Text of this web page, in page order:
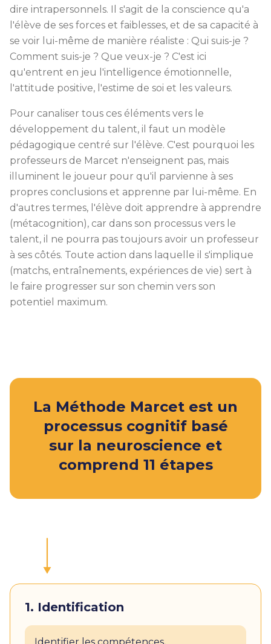
dire intrapersonnels. Il s'agit de la conscience qu'a
l'élève de ses forces et faiblesses, et de sa capacité à
se voir lui-même de manière réaliste : Qui suis-je ?
Comment suis-je ? Que veux-je ? C'est ici
qu'entrent en jeu l'intelligence émotionnelle,
l'attitude positive, l'estime de soi et les valeurs.
Pour canaliser tous ces éléments vers le
développement du talent, il faut un modèle
pédagogique centré sur l'élève. C'est pourquoi les
professeurs de Marcet n'enseignent pas, mais
illuminent le joueur pour qu'il parvienne à ses
propres conclusions et apprenne par lui-même. En
d'autres termes, l'élève doit apprendre à apprendre
(métacognition), car dans son processus vers le
talent, il ne pourra pas toujours avoir un professeur
à ses côtés. Toute action dans laquelle il s'implique
(matchs, entraînements, expériences de vie) sert à
le faire progresser sur son chemin vers son
potentiel maximum.
La Méthode Marcet est un
processus cognitif basé
sur la neuroscience et
comprend 11 étapes
1. Identification